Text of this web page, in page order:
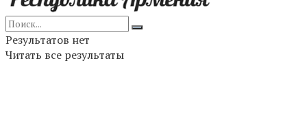
Результатов нет
Читать все результаты